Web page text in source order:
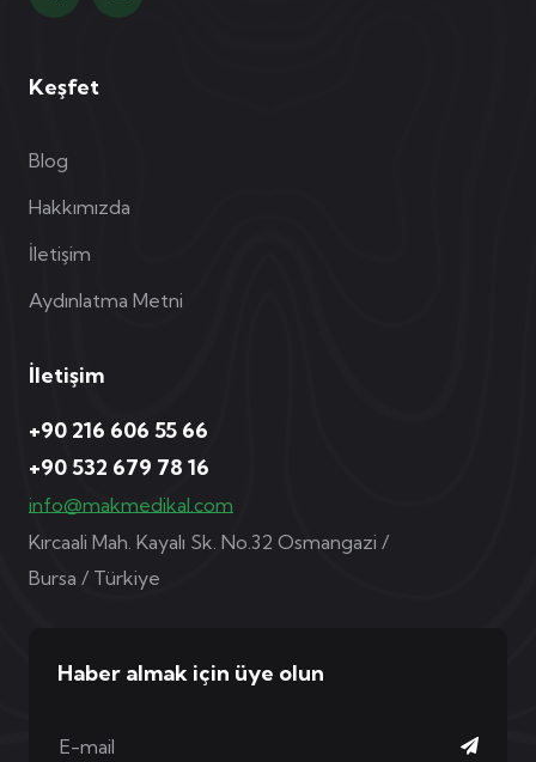
Keşfet
Blog
Hakkımızda
İletişim
Aydınlatma Metni
İletişim
+90 216 606 55 66
+90 532 679 78 16
info@makmedikal.com
Kırcaali Mah. Kayalı Sk. No.32 Osmangazi /
Bursa / Türkiye
Haber almak için üye olun